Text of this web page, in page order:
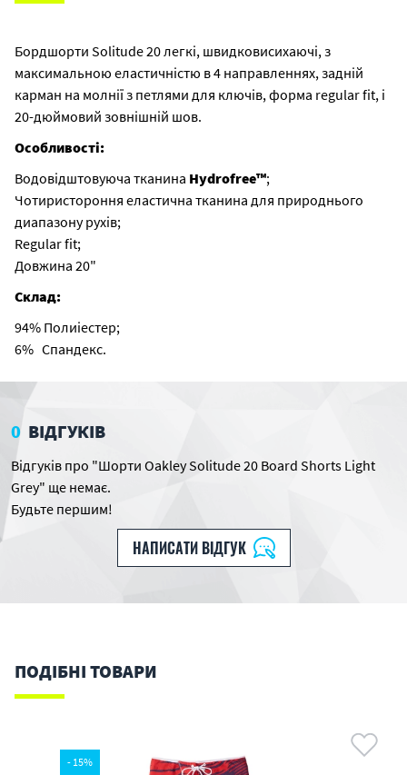
Бордшорти Solitude 20 легкі, швидковисихаючі, з
максимальною еластичністю в 4 направленнях, задній
карман на молнії з петлями для ключів, форма regular fit, і
20-дюймовий зовнішній шов.
Особливості:
Водовідштовуюча тканина Hydrofree™;
Чотиристороння еластична тканина для природнього
диапазону рухів;
Regular fit;
Довжина 20"
Склад:
94% Полиіестер;
6% Спандекс.
0 ВІДГУКІВ
Відгуків про "Шорти Oakley Solitude 20 Board Shorts Light
Grey" ще немає.
Будьте першим!
НАПИСАТИ ВІДГУК
ПОДІБНІ ТОВАРИ
- 15%